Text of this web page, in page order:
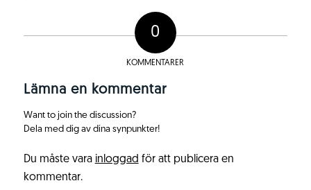
0
KOMMENTARER
Lämna en kommentar
Want to join the discussion?
Dela med dig av dina synpunkter!
Du måste vara inloggad för att publicera en
kommentar.